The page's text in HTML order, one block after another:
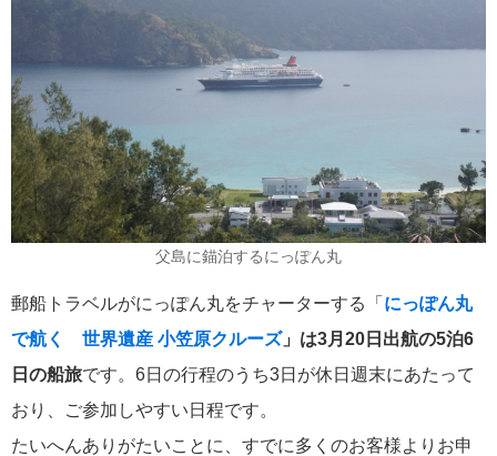
父島に錨泊するにっぽん丸
郵船トラベルがにっぽん丸をチャーターする「 にっぽん丸
で航く 世界遺産 小笠原クルーズ」は3月20日出航の5泊6
日の船旅です。6日の行程のうち3日が休日週末にあたって
おり、ご参加しやすい日程です。
たいへんありがたいことに、すでに多くのお客様よりお申
2026年02月16日
飛鳥II 2027年オセアニアグランドクルーズ発表！
飛鳥II 小山薫堂×飛鳥II～洋上の大人の文化祭～本日発売です